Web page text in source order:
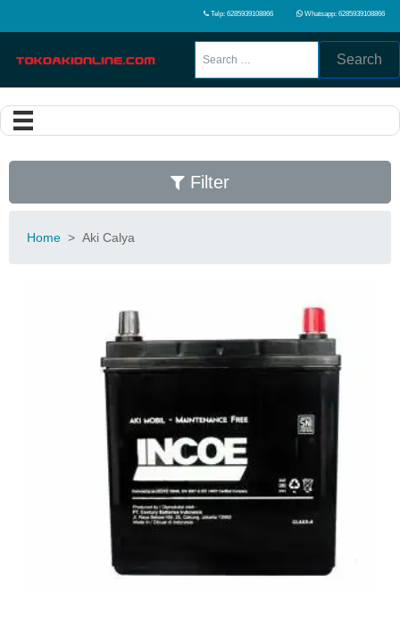
Telp: 6285939108866 Whatsapp: 6285939108866
Search
Filter
Home > Aki Calya